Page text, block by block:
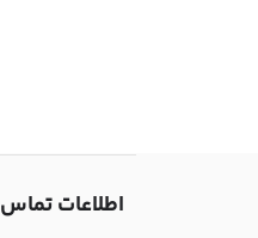
اطلاعات تماس